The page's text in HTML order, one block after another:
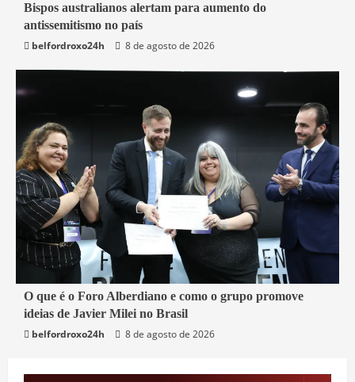
6 min read
Mundo
Bispos australianos alertam para aumento do
antissemitismo no país
belfordroxo24h
8 de agosto de 2026
4 min read
Mundo
O que é o Foro Alberdiano e como o grupo promove
ideias de Javier Milei no Brasil
belfordroxo24h
8 de agosto de 2026